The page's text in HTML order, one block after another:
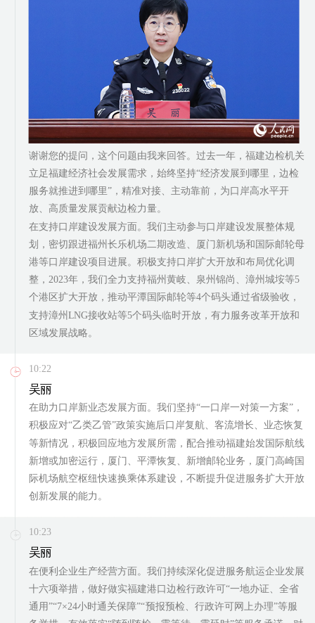
谢谢您的提问，这个问题由我来回答。过去一年，福建边检机关
立足福建经济社会发展需求，始终坚持“经济发展到哪里，边检
服务就推进到哪里”，精准对接、主动靠前，为口岸高水平开
放、高质量发展贡献边检力量。
在支持口岸建设发展方面。我们主动参与口岸建设发展整体规
划，密切跟进福州长乐机场二期改造、厦门新机场和国际邮轮母
港等口岸建设项目进展。积极支持口岸扩大开放和布局优化调
整，2023年，我们全力支持福州黄岐、泉州锦尚、漳州城垵等5
个港区扩大开放，推动平潭国际邮轮等4个码头通过省级验收，
支持漳州LNG接收站等5个码头临时开放，有力服务改革开放和
区域发展战略。
10:22
吴丽
在助力口岸新业态发展方面。我们坚持“一口岸一对策一方案”，
积极应对“乙类乙管”政策实施后口岸复航、客流增长、业态恢复
等新情况，积极回应地方发展所需，配合推动福建始发国际航线
新增或加密运行，厦门、平潭恢复、新增邮轮业务，厦门高崎国
际机场航空枢纽快速换乘体系建设，不断提升促进服务扩大开放
创新发展的能力。
10:23
吴丽
在便利企业生产经营方面。我们持续深化促进服务航运企业发展
十六项举措，做好做实福建港口边检行政许可“一地办证、全省
通用”“7×24小时通关保障”“预报预检、行政许可网上办理”等服